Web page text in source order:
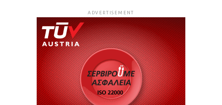
ADVERTISEMENT